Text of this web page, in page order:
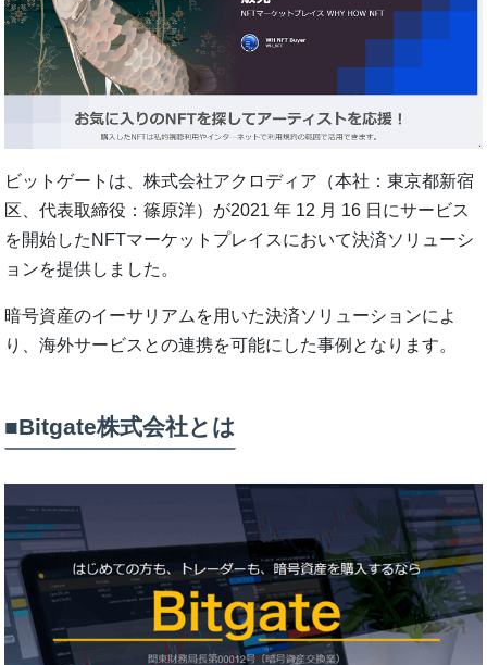
ビットゲートは、株式会社アクロディア（本社：東京都新宿
区、代表取締役：篠原洋）が2021 年 12 月 16 日にサービス
を開始したNFTマーケットプレイスにおいて決済ソリューシ
ョンを提供しました。
暗号資産のイーサリアムを用いた決済ソリューションによ
り、海外サービスとの連携を可能にした事例となります。
■Bitgate株式会社とは